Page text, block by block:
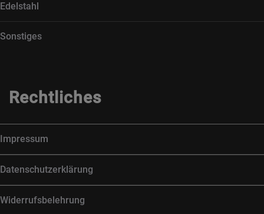
Edelstahl
Sonstiges
Rechtliches
Impressum
Datenschutzerklärung
Widerrufsbelehrung